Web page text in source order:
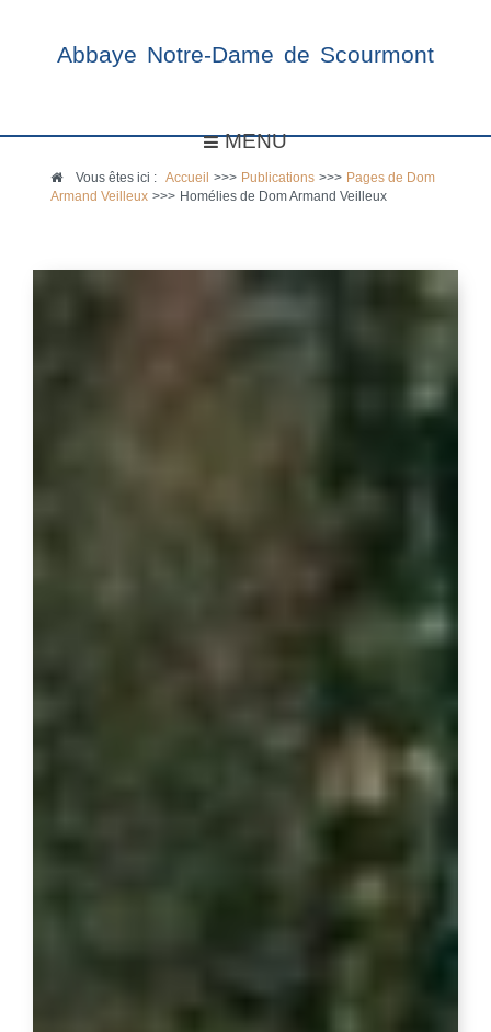
Abbaye Notre-Dame de Scourmont
MENU
Vous êtes ici :Accueil >>> Publications >>> Pages de Dom
Armand Veilleux >>> Homélies de Dom Armand Veilleux